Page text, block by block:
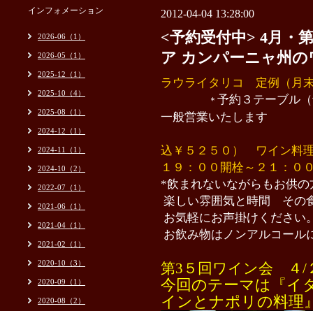
2012-04-04 13:28:00
<予約受付中> 4月・
ア カンパーニャ州
ラウライタリコ 定例（月
＊ 予約３テーブル
一般営業いたします
込￥５２５０） ワイン料
１９：００開栓～２１：０
*飲まれないながらもお供
楽しい雰囲気と時間 その
お気軽にお声掛けください
お飲み物はノンアルコール
第3５ 回ワイン会 ４/
今回のテーマは『
インとナポリの料理
インフォメーション
2026-06（1）
2026-05（1）
2025-12（1）
2025-10（4）
2025-08（1）
2024-12（1）
2024-11（1）
2024-10（2）
2022-07（1）
2021-06（1）
2021-04（1）
2021-02（1）
2020-10（3）
2020-09（1）
2020-08（2）